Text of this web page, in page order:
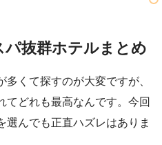
抜群ホテルまとめ
くて探すのが大変ですが、
てどれも最高なんです。今回
選んでも正直ハズレはありま